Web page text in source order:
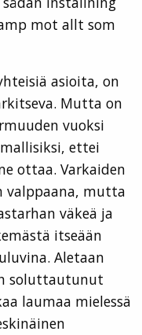
mot allt som
asioita, on
Mutta on
vuoksi
ettei
ottaa. Varkaiden
valppaana, mutta
väkeä ja
itseään
Aletaan
soluttautunut
laumaa mielessä